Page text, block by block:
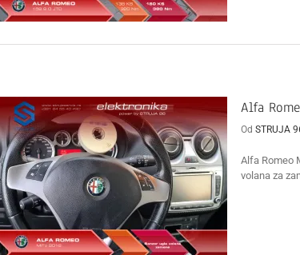
Alfa
OdSTRUJA
Alfa Romeo
volana za